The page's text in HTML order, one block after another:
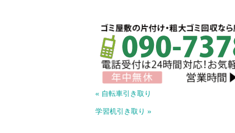
« 自転車引き取り
学習机引き取り »